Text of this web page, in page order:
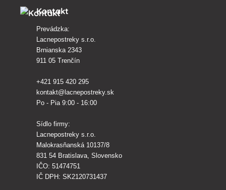
Kontakt
Prevádzka:
Lacnepostreky s.r.o.
Brnianska 2343
911 05 Trenčín
+421 915 420 295
kontakt@lacnepostreky.sk
Po - Pia 9:00 - 16:00
Sídlo firmy:
Lacnepostreky s.r.o.
Malokrasňanská 10137/8
831 54 Bratislava, Slovensko
IČO: 51474751
IČ DPH: SK2120731437